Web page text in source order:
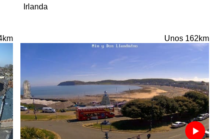
Irlanda
Unos 162km